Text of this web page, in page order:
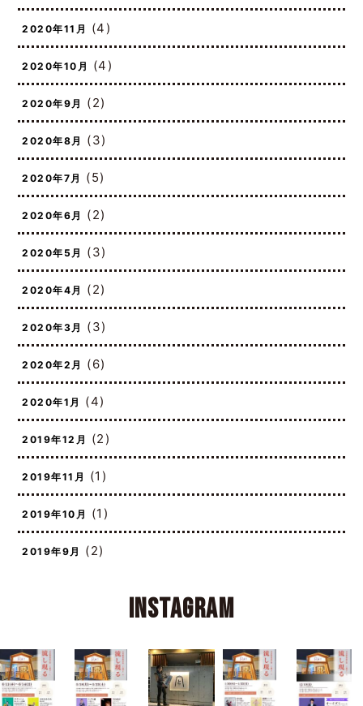
2020年12月 (4)
2020年11月(4)
2020年10月 (4)
2020年9月(2)
2020年8月(3)
2020年7月(5)
2020年6月(2)
2020年5月(3)
2020年4月(2)
2020年3月(3)
2020年2月(6)
2020年1月(4)
2019年12月(2)
2019年11月(1)
2019年10月(1)
Instagram